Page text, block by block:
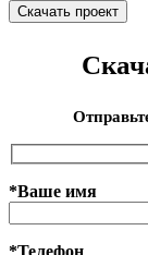
*Ваше имя